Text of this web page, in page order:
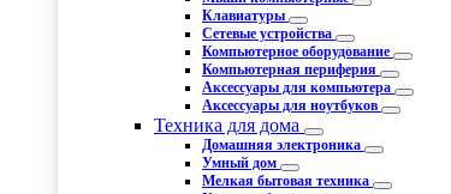
Клавиатуры
Сетевые устройства
Компьютерное оборудование
Компьютерная периферия
Аксессуары для компьютера
Аксессуары для ноутбуков
Техника для дома
Домашняя электроника
Умный дом
Мелкая бытовая техника